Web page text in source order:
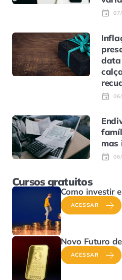
data
mas
Cursos gratuitos
Como investir
ACESSAR
Novo Futuro
ACESSAR